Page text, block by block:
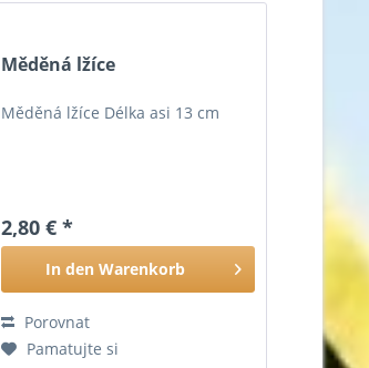
Měděná lžíce
Měděná lžíce Délka asi 13 cm
2,80 € *
In den Warenkorb
Porovnat
Pamatujte si